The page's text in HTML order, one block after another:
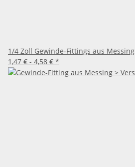
1/4 Zoll Gewinde-Fittings aus Messing
1,47 € - 4,58 € *